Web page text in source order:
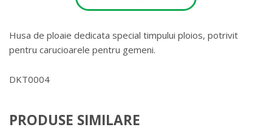
Husa de ploaie dedicata special timpului ploios, potrivit
pentru carucioarele pentru gemeni.
DKT0004
PRODUSE SIMILARE